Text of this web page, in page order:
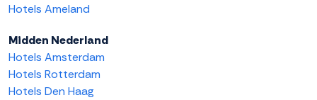
Hotels Ameland
Midden Nederland
Hotels Amsterdam
Hotels Rotterdam
Hotels Den Haag